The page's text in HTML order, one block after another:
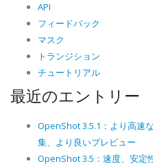
API
フィードバック
マスク
トランジション
チュートリアル
最近のエントリー
OpenShot 3.5.1：より高速
集、より良いプレビュー
OpenShot 3.5：速度、安定